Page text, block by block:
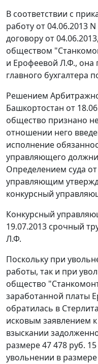
В соответствии с
работу от 04.06.2013
договору от
обществом
и Ерофеевой Л.Ф., она
главного бухгалтера
Решением
Башкортостан от
общество признано
отношении него
исполнение
управляющего
Определением суда
управляющим
конкурсный
Конкурсный
19.07.2013 срочный
Л.Ф.
Поскольку при
работы, так и при
общество
заработанной платы
обратилась в
исковым заявлением
взыскании
размере 47 478 руб.
увольнении в